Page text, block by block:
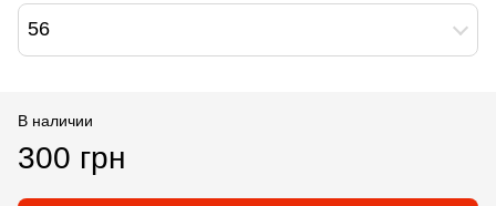
56
В наличии
300 грн